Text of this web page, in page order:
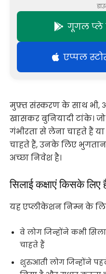
गूगल प्ले
एप्पल
मुफ़्त संस्करण के साथ
खासकर बुनियादी टांके।
गंभीरता से लेना चाहते हैं
चाहते हैं, उनके लिए
अच्छा निवेश है।
सिलाई कक्षाएं किसके लिए
यह एप्लीकेशन निम्न के
वे लोग जिन्होंने कभी
चाहते हैं
शुरुआती लोग जिन्होंने